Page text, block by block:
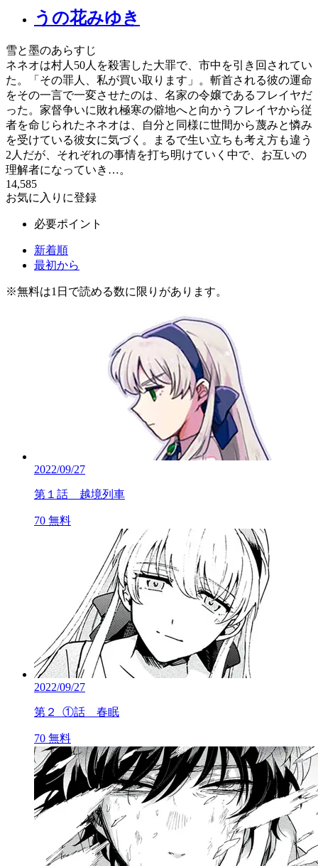
うの花みゆき
雪と墨のあらすじ
ネネオは村人50人を殺害した大罪で、市中を引き回されてい
た。「その罪人、私が買い取ります」。斬首される彼の運命
をその一言で一変させたのは、名家の令嬢であるフレイヤだ
った。家督争いに敗れ極寒の僻地へと向かうフレイヤから従
者を命じられたネネオは、自分と同様に世間から蔑みと憐み
を受けている彼女に気づく。まるで生い立ちも考え方も違う
2人だが、それぞれの事情を打ち明けていく中で、お互いの
理解者になっていき…。
14,585
お気に入りに登録
必要ポイント
新着順
最初から
※無料は1日で読める数に限りがあります。
2022/09/27
第１話 越境列車
70 無料
2022/09/27
第２_①話 春眠
70 無料